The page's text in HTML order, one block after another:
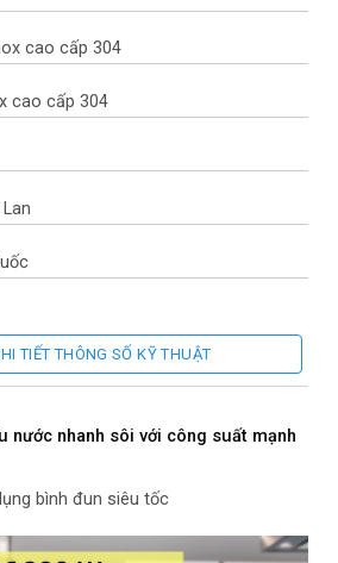
cao cấp 304
cao cấp 304
ích
ấm
TIẾT THÔNG SỐ KỸ THUẬT
nước nhanh sôi với công suất mạnh
bình đun siêu tốc